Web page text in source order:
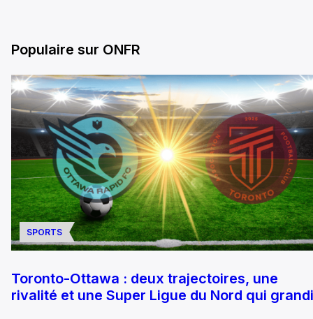
Populaire sur ONFR
SPORTS
Toronto-Ottawa : deux trajectoires, une
rivalité et une Super Ligue du Nord qui